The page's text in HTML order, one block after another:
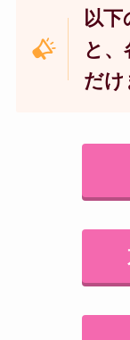
以
と
だけ